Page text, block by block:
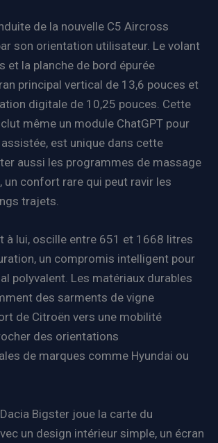
de la nouvelle C5 Aircross
son orientation utilisateur. Le volant
et la planche de bord épurée
principal vertical de 13,6 pouces et
digitale de 10,25 pouces. Cette
même un module ChatGPT pour
est unique dans cette
aussi les programmes de massage
un confort rare qui peut ravir les
trajets.
à lui, oscille entre 651 et 1668 litres
un compromis intelligent pour
polyvalent. Les matériaux durables
des sarments de vigne
de Citroën vers une mobilité
des orientations
de marques comme Hyundai ou
Bigster joue la carte du
un design intérieur simple, un écran